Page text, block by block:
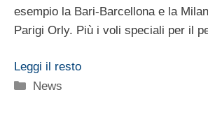
esempio la Bari-Barcellona e la
Parigi Orly. Più i voli speciali per il
Leggi il resto
Categorie
News